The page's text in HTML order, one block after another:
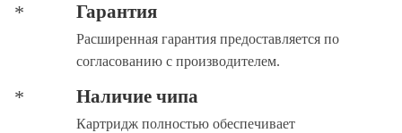
Гарантия
Расширенная гарантия предоставляется по
согласованию с производителем.
Наличие чипа
Картридж полностью обеспечивает